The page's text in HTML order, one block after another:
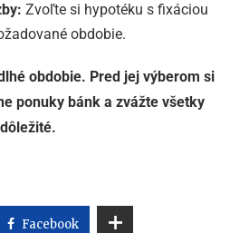
Zvoľte si hypotéku s fixáciou
obdobie.
obdobie. Pred jej výberom si
ponuky bánk a zvážte všetky
Facebook